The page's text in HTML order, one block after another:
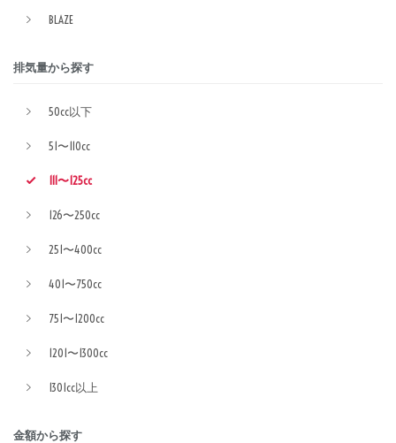
BLAZE
排気量から探す
50cc以下
51〜110cc
111〜125cc
126〜250cc
251〜400cc
401〜750cc
751〜1200cc
1201〜1300cc
1301cc以上
金額から探す